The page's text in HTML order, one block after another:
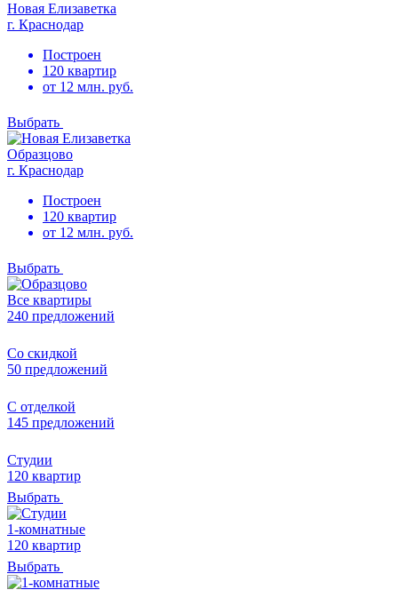
Новая Елизаветка
г. Краснодар
Построен
120 квартир
от 12 млн. руб.
Выбрать
Образцово
г. Краснодар
Построен
120 квартир
от 12 млн. руб.
Выбрать
Все квартиры
240 предложений
Со скидкой
50 предложений
С отделкой
145 предложений
Студии
120 квартир
Выбрать
1-комнатные
120 квартир
Выбрать